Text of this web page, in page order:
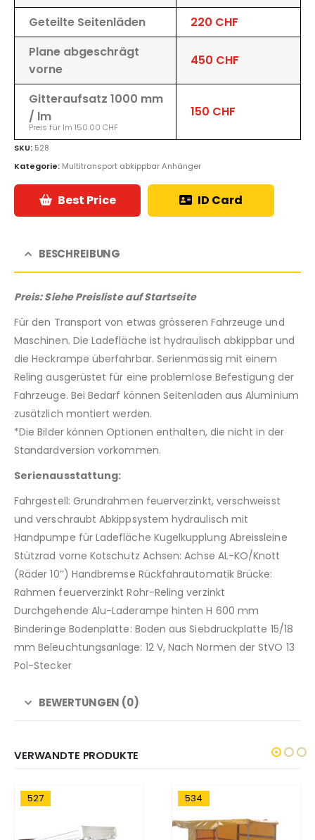
Geteilte Seitenläden
220 CHF
Plane abgeschrägt
vorne
450 CHF
Gitteraufsatz 1000 mm
/ lm
Preis für lm 150.00 CHF
150 CHF
SKU: 528
Kategorie: Multitransport abkippbar Anhänger
Best Price ID Card
BESCHREIBUNG
Preis: Siehe Preisliste auf Startseite
Für den Transport von etwas grösseren Fahrzeuge und
Maschinen. Die Ladefläche ist hydraulisch abkippbar und
die Heckrampe überfahrbar. Serienmässig mit einem
Reling ausgerüstet für eine problemlose Befestigung der
Fahrzeuge. Bei Bedarf können Seitenladen aus Aluminium
zusätzlich montiert werden.
*Die Bilder können Optionen enthalten, die nicht in der
Standardversion vorkommen.
Serienausstattung:
Fahrgestell: Grundrahmen feuerverzinkt, verschweisst
und verschraubt Abkippsystem hydraulisch mit
Handpumpe für Ladefläche Kugelkupplung Abreissleine
Stützrad vorne Kotschutz Achsen: Achse AL-KO/Knott
(Räder 10’’) Handbremse Rückfahrautomatik Brücke:
Rahmen feuerverzinkt Rohr-Reling verzinkt
Durchgehende Alu-Laderampe hinten H 600 mm
Binderinge Bodenplatte: Boden aus Siebdruckplatte 15/18
mm Beleuchtungsanlage: 12 V, Nach Normen der StVO 13
Pol-Stecker
BEWERTUNGEN (0)
VERWANDTE PRODUKTE
527 534